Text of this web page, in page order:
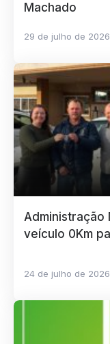
Machado
29 de julho de 2026
Administração
veículo 0Km
24 de julho de 2026